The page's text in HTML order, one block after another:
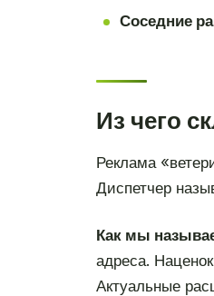
Соседние
Из чего
Реклама
Диспетчер
Как мы
адреса.
Актуальные